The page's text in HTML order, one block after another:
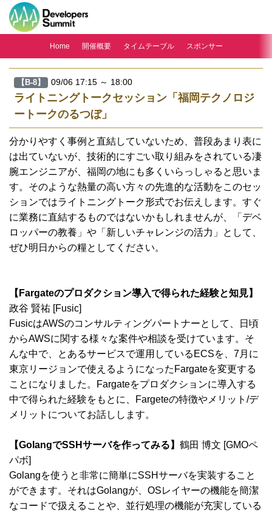
Home 開催概要 タイムテーブル スポンサー
【B-8】 09/06 17:15 ～ 18:00
ライトニングトークセッション「福岡テクノロジ
ートークのるつぼ」
分かりやすく事例と直結していないため、普段あまり表に
は出ていないが、技術的にすごい取り組みをされている凄
腕エンジニアが、福岡の地にも多くいらっしゃると思いま
す。そのような熱量の高い方々の先進的な活動をこのセッ
ションではライトニングトーク形式でお伝えします。すぐ
に業務に直結するものではないかもしれませんが、「デベ
ロッパーの教養」や「新しいチャレンジの活力」として、
ぜひ明日からの糧としてください。
【Fargateのプロダクション導入で得られた経験と知見】
政谷 賢祐 [Fusic]
FusicはAWSのコンサルティングパートナーとして、日頃
からAWSに関する様々な案件や相談を受けています。そ
んな中で、とあるサービスで運用しているECSを、7月に
東京リージョンで使えるようになったFargateを変更する
ことになりました。Fargateをプロダクションに導入する
中で得られた経験をもとに、Fargeteの特徴やメリット/デ
メリットについてお話しします。
【GolangでSSHサーバを作ってみる】 鶴田 博文 [GMOペ
パボ]
Golangを使うと非常に簡単にSSHサーバを実装すること
ができます。それはGolangが、OSレイヤーの機能を簡潔
なコードで扱えることや、並行処理の機能が充実している